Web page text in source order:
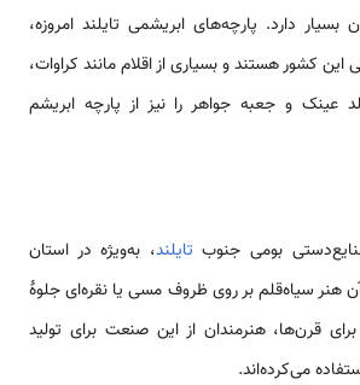
دارد. پارچه‌های ابریشمی تایلند امروزه،
کشور هستند و بسیاری از اقلام مانند کراوات،
و جعبه جواهر را نیز از پارچه ابریشم
بومی جنوب تایلند، به‌ویژه در استان
هنر سیاه‌قلم بر روی ظروف مسی یا نقره‌ای جلوهٔ
قرن‌ها، هنرمندان از این صنعت برای تولید
می‌کرده‌اند.